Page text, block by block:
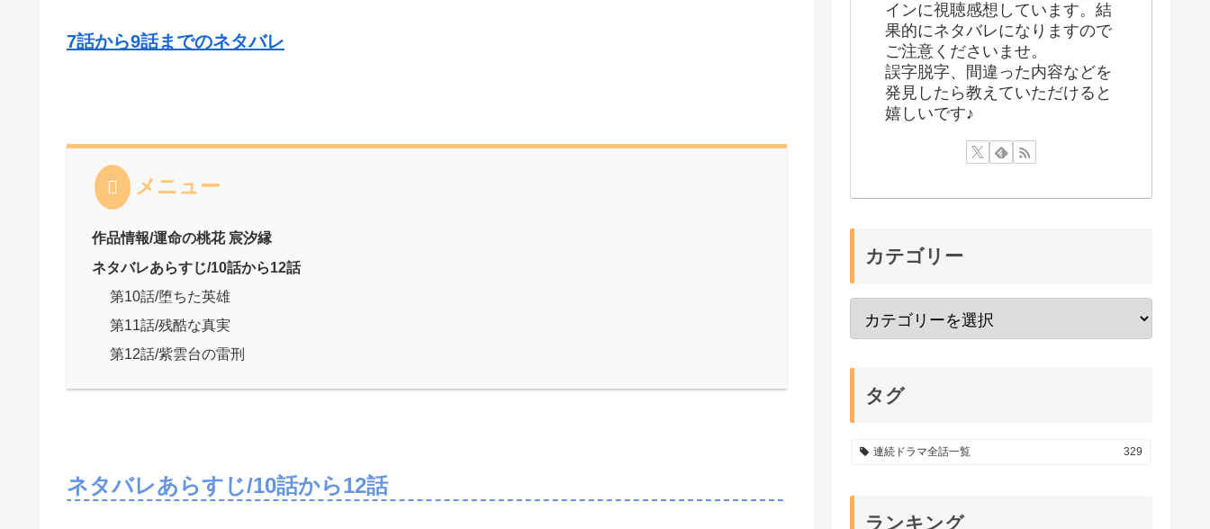
7話から9話までのネタバレ
メニュー
作品情報/運命の桃花 宸汐縁
ネタバレあらすじ/10話から12話
第10話/堕ちた英雄
第11話/残酷な真実
第12話/紫雲台の雷刑
ネタバレあらすじ/10話から12話
インに視聴感想しています。結
果的にネタバレになりますので
ご注意くださいませ。
誤字脱字、間違った内容などを
発見したら教えていただけると
嬉しいです♪
カテゴリー
タグ
連続ドラマ全話一覧 329
ランキング